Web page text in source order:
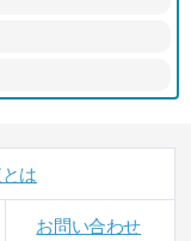
は
お問い合わせ